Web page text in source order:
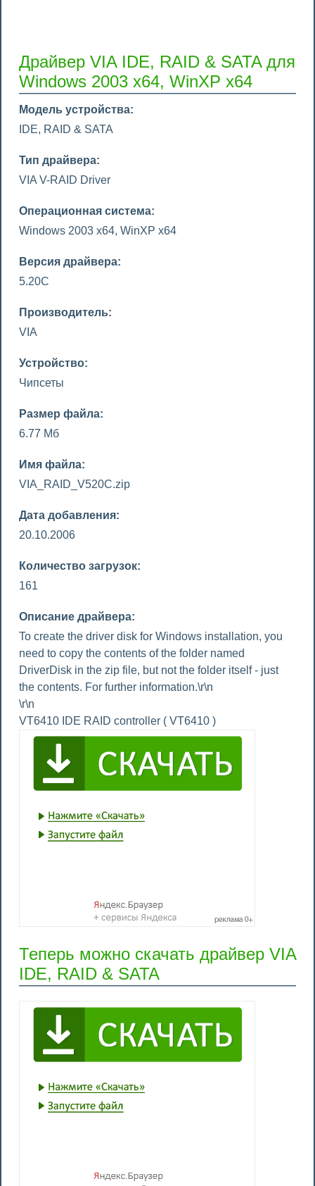
Драйвер VIA IDE, RAID & SATA для
Windows 2003 x64, WinXP x64
Модель устройства:
IDE, RAID & SATA
Тип драйвера:
VIA V-RAID Driver
Операционная система:
Windows 2003 x64, WinXP x64
Версия драйвера:
5.20C
Производитель:
VIA
Устройство:
Чипсеты
Размер файла:
6.77 Мб
Имя файла:
VIA_RAID_V520C.zip
Дата добавления:
20.10.2006
Количество загрузок:
161
Описание драйвера:
To create the driver disk for Windows installation, you
need to copy the contents of the folder named
DriverDisk in the zip file, but not the folder itself - just
the contents. For further information.\r\n
\r\n
VT6410 IDE RAID controller ( VT6410 )
Теперь можно скачать драйвер VIA
IDE, RAID & SATA